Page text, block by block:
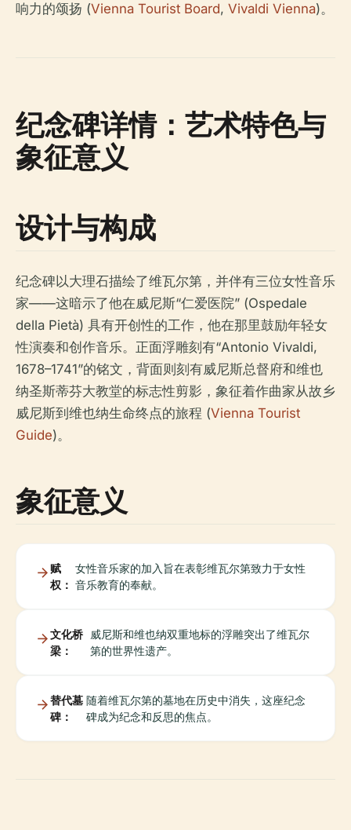
响力的颂扬 (Vienna Tourist Board, Vivaldi Vienna)。
纪念碑详情：艺术特色与
象征意义
设计与构成
纪念碑以大理石描绘了维瓦尔第，并伴有三位女性音乐
家——这暗示了他在威尼斯“仁爱医院” (Ospedale
della Pietà) 具有开创性的工作，他在那里鼓励年轻女
性演奏和创作音乐。正面浮雕刻有“Antonio Vivaldi,
1678–1741”的铭文，背面则刻有威尼斯总督府和维也
纳圣斯蒂芬大教堂的标志性剪影，象征着作曲家从故乡
威尼斯到维也纳生命终点的旅程 (Vienna Tourist
Guide)。
象征意义
赋
权：
女性音乐家的加入旨在表彰维瓦尔第致力于女性
音乐教育的奉献。
文化桥
梁：
威尼斯和维也纳双重地标的浮雕突出了维瓦尔
第的世界性遗产。
替代墓
碑：
随着维瓦尔第的墓地在历史中消失，这座纪念
碑成为纪念和反思的焦点。